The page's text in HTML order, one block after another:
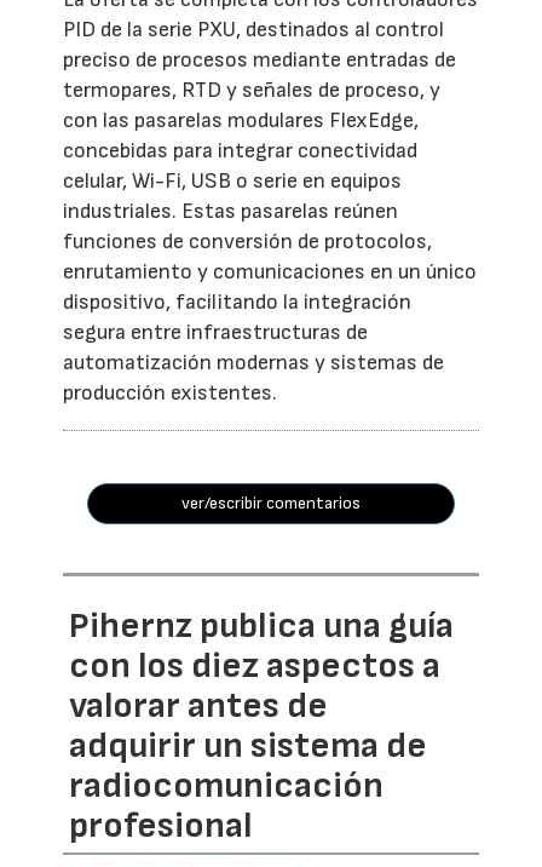
PID de la serie PXU, destinados al control
preciso de procesos mediante entradas de
termopares, RTD y señales de proceso, y
con las pasarelas modulares FlexEdge,
concebidas para integrar conectividad
celular, Wi-Fi, USB o serie en equipos
industriales. Estas pasarelas reúnen
funciones de conversión de protocolos,
enrutamiento y comunicaciones en un único
dispositivo, facilitando la integración
segura entre infraestructuras de
automatización modernas y sistemas de
producción existentes.
ver/escribir comentarios
Pihernz publica una guía
con los diez aspectos a
valorar antes de
adquirir un sistema de
radiocomunicación
profesional